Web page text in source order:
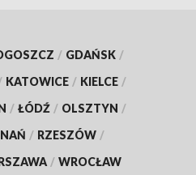
/ GDAŃSK /
KATOWICE / KIELCE /
/ ŁÓDŹ / OLSZTYN /
/ RZESZÓW /
/ WROCŁAW